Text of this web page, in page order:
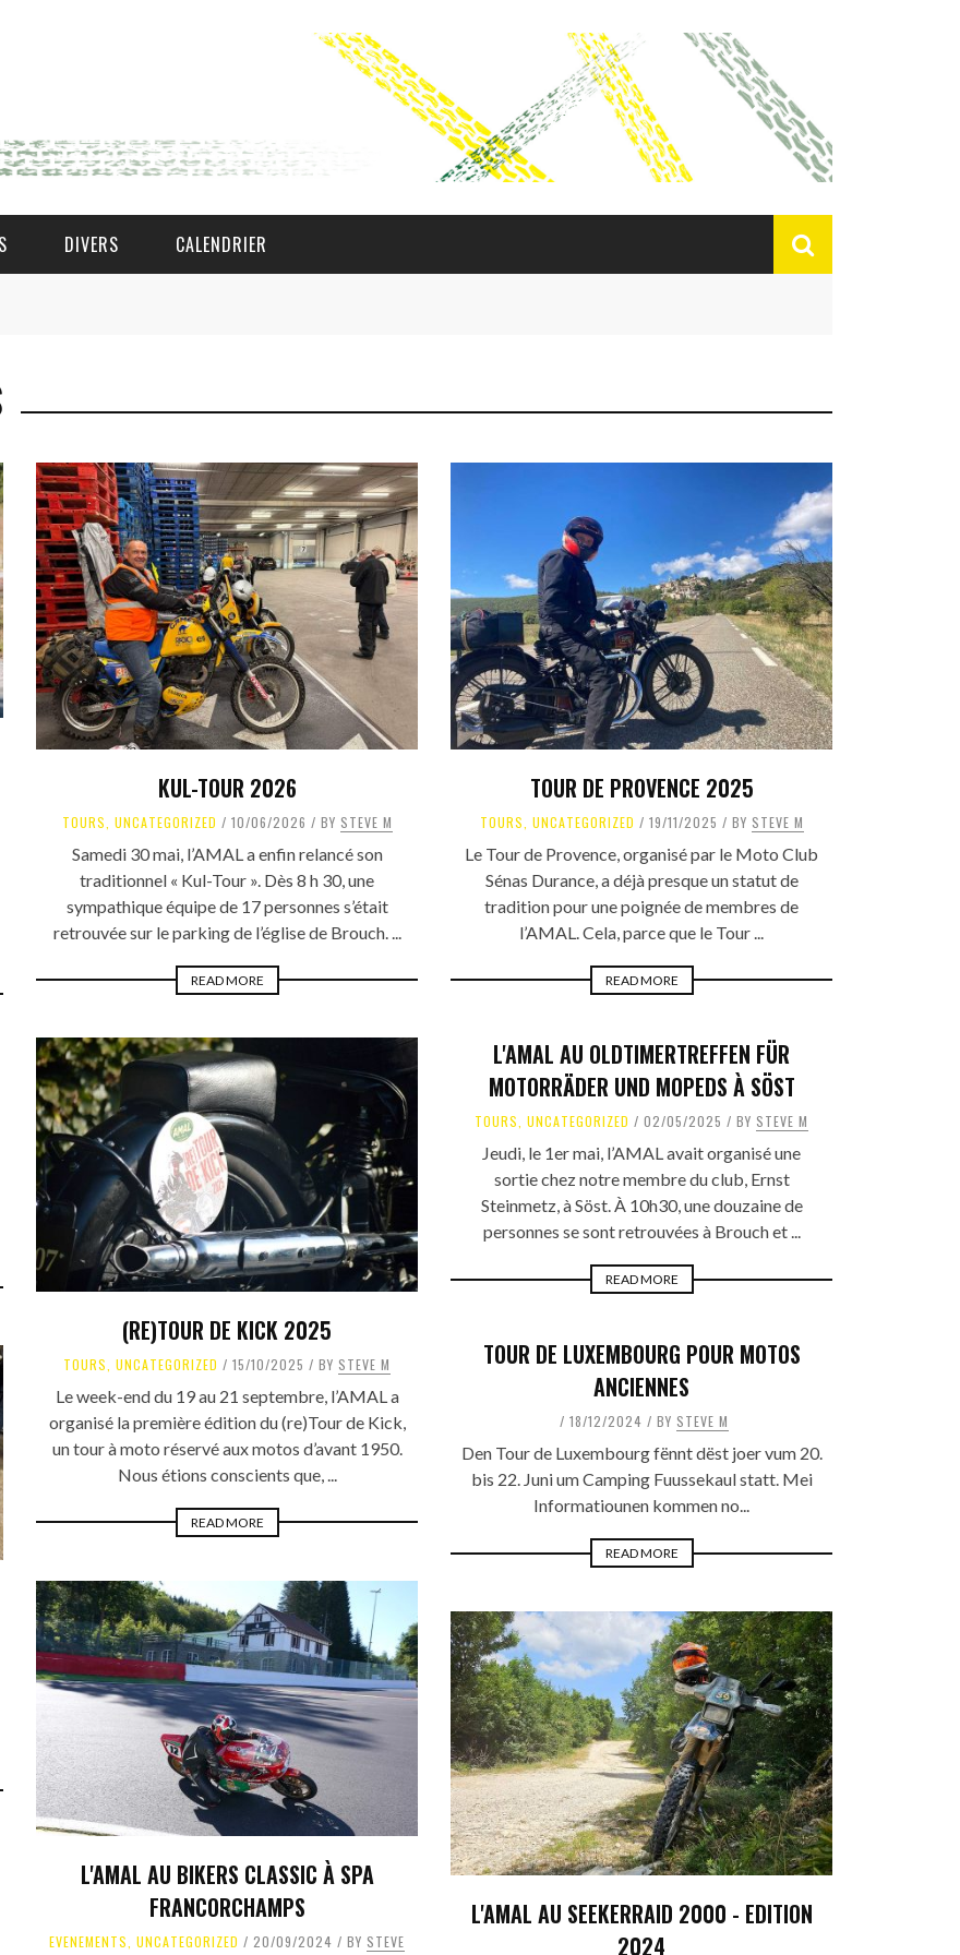
DIVERS CALENDRIER
KUL-TOUR 2026
TOURS UNCATEGORIZED 10/06/2026 BY STEVE M
Samedi 30 mai, l’AMAL a enfin relancé son
traditionnel « Kul-Tour ». Dès 8 h 30, une
sympathique équipe de 17 personnes s’était
retrouvée sur le parking de l’église de Brouch. ...
READ MORE
TOUR DE PROVENCE 2025
TOURS UNCATEGORIZED 19/11/2025 BY STEVE M
Le Tour de Provence, organisé par le Moto Club
Sénas Durance, a déjà presque un statut de
tradition pour une poignée de membres de
l’AMAL. Cela, parce que le Tour ...
READ MORE
(RE)TOUR DE KICK 2025
TOURS UNCATEGORIZED 15/10/2025 BY STEVE M
Le week-end du 19 au 21 septembre, l’AMAL a
organisé la première édition du (re)Tour de Kick,
un tour à moto réservé aux motos d’avant 1950.
Nous étions conscients que, ...
READ MORE
L'AMAL AU OLDTIMERTREFFEN FÜR
MOTORRÄDER UND MOPEDS À SÖST
TOURS UNCATEGORIZED 02/05/2025 BY STEVE M
Jeudi, le 1er mai, l’AMAL avait organisé une
sortie chez notre membre du club, Ernst
Steinmetz, à Söst. À 10h30, une douzaine de
personnes se sont retrouvées à Brouch et ...
READ MORE
TOUR DE LUXEMBOURG POUR MOTOS
ANCIENNES
18/12/2024 BY STEVE M
Den Tour de Luxembourg fënnt dëst joer vum 20.
bis 22. Juni um Camping Fuussekaul statt. Mei
Informatiounen kommen no...
READ MORE
L'AMAL AU BIKERS CLASSIC À SPA
FRANCORCHAMPS
EVENEMENTS UNCATEGORIZED 20/09/2024 BY STEVE
L'AMAL AU SEEKERRAID 2000 - EDITION
2024